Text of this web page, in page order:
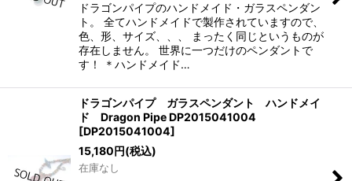
ドラゴンパイプのハンドメイド・ガラスペンダン
ト。 全てハンドメイドで製作されていますので、
色、形、サイズ、、、 まったく同じというものが
存在しません。 世界に一つだけのペンダントで
す！ ＊ハンドメイド…
ドラゴンパイプ ガラスペンダント ハンドメイ
ド Dragon Pipe DP2015041004
[DP2015041004]
15,180円(税込)
在庫なし